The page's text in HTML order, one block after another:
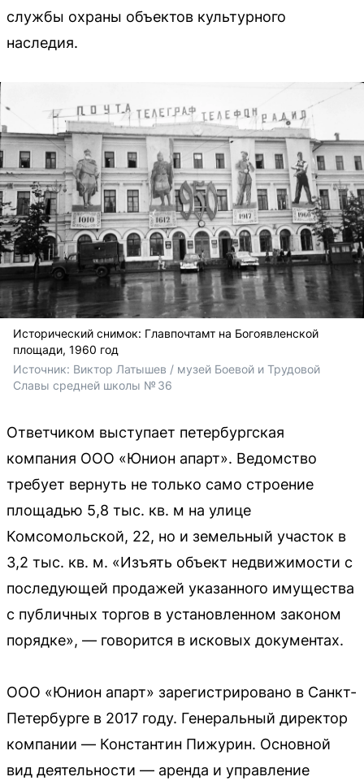
службы охраны объектов культурного
наследия.
Исторический снимок: Главпочтамт на Богоявленской
площади, 1960 год
Источник: Виктор Латышев / музей Боевой и Трудовой
Славы средней школы № 36
Ответчиком выступает петербургская
компания ООО «Юнион апарт». Ведомство
требует вернуть не только само строение
площадью 5,8 тыс. кв. м на улице
Комсомольской, 22, но и земельный участок в
3,2 тыс. кв. м. «Изъять объект недвижимости с
последующей продажей указанного имущества
с публичных торгов в установленном законом
порядке», — говорится в исковых документах.
ООО «Юнион апарт» зарегистрировано в Санкт-
Петербурге в 2017 году. Генеральный директор
компании — Константин Пижурин. Основной
вид деятельности — аренда и управление